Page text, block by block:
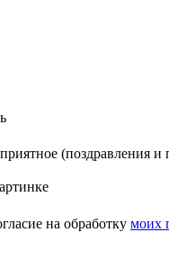
на обработку моих